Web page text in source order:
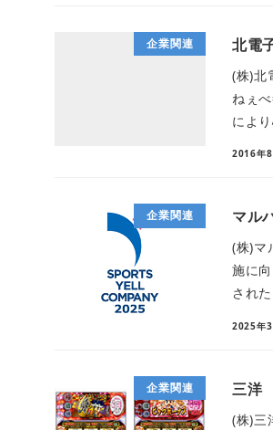
企業関連 北電
(株)北
ねぇ
によ
2016年8
企業関連 マル
(株)マ
施に
され
2025年
企業関連 三洋
(株)三